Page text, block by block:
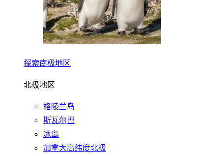
探索南极地区
北极地区
格陵兰岛
斯瓦尔巴
冰岛
加拿大高纬度北极